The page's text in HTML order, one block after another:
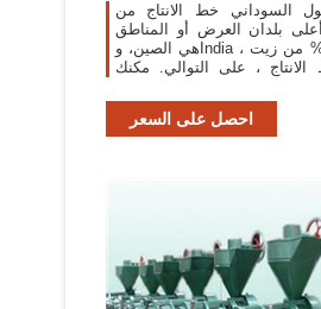
الفول السوداني خط الانتاج من
بلدان العرض أو المناطق
هي الصين، وIndia ، والتي توفر 98%، و1% من زيت
، على التوالي. مكنك
احصل على السعر